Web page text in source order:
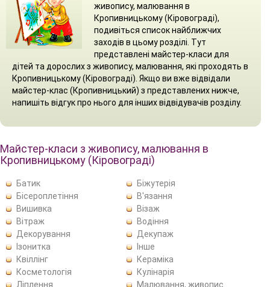
живопису, малювання в
Кропивницькому (Кіровограді),
подивіться список найближчих
заходів в цьому розділі. Тут
представлені майстер-класи для
дітей та дорослих з живопису, малювання, які проходять в
Кропивницькому (Кіровограді). Якщо ви вже відвідали
майстер-клас (Кропивницький) з представлених нижче,
напишіть відгук про нього для інших відвідувачів розділу.
Майстер-класи з живопису, малювання в
Кропивницькому (Кіровограді)
Батик
Біжутерія
Бісероплетіння
В'язання
Вишивка
Візаж
Вітраж
Водіння
Декорування
Декупаж
Ізонитка
Інше
Квіллінг
Кераміка
Косметологія
Кулінарія
Ліплення
Малювання, живопис